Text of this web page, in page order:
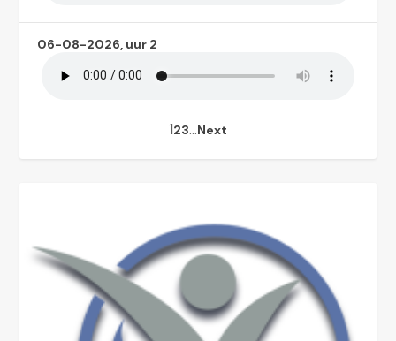
06-08-2026, uur 2
123…Next